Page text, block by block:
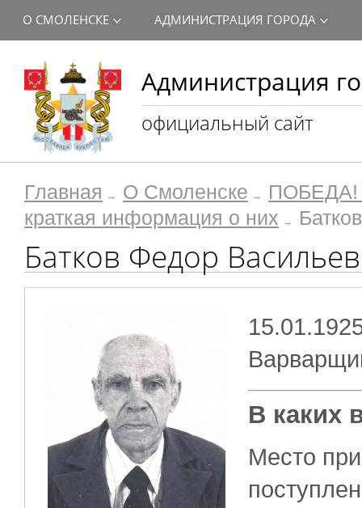
Администрация
официальный сайт
О СМОЛЕНСКЕ АДМИНИСТРАЦИЯ ГОРОДА
Главная О Смоленске
ПОБЕДА!
краткая информация о них
Батков Федор
В каких
Место